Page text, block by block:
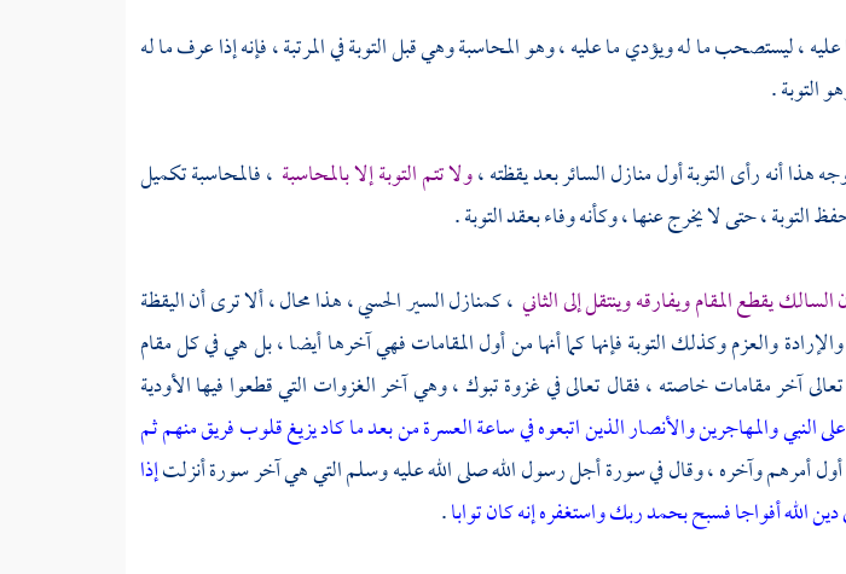
عليه ، ليستصحب ما له ويؤدي ما عليه ، وهو المحاسبة وهي قبل التوبة في المرتبة ، فإنه إذا عرف ما له
التوبة .
هذا أنه رأى التوبة أول منازل السائر بعد يقظته ،ولا تتم التوبة إلا بالمحاسبة ، فالمحاسبة تكميل
التوبة ، حتى لا يخرج عنها ، وكأنه وفاء بعقد التوبة .
يقطع المقام ويفارقه وينتقل إلى الثاني ، كمنازل السير الحسي ، هذا محال ، ألا ترى أن اليقظة
والعزم وكذلك التوبة فإنها كما أنها من أول المقامات فهي آخرها أيضا ، بل هي في كل مقام
تعالى آخر مقامات خاصته ، فقال تعالى في غزوة تبوك ، وهي آخر الغزوات التي قطعوا فيها الأودية
النبي والمهاجرين والأنصار الذين اتبعوه في ساعة العسرة من بعد ما كاد يزيغ قلوب فريق منهم ثم
أمرهم وآخره ، وقال في سورة أجل رسول الله صلى الله عليه وسلم التي هي آخر سورة أنزلتإذا
الله أفواجافسبح بحمد ربك واستغفرهإنه كان توابا.